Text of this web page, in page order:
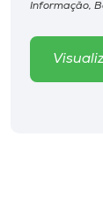
Rádio
Informação,